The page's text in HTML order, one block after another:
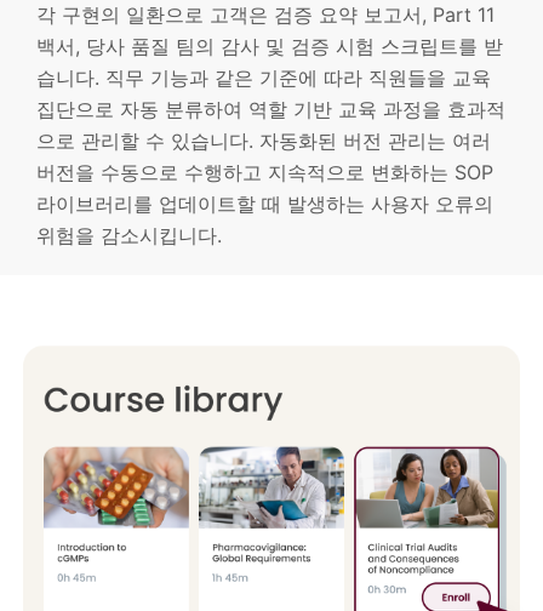
각 구현의 일환으로 고객은 검증 요약 보고서, Part 11
백서, 당사 품질 팀의 감사 및 검증 시험 스크립트를 받
습니다. 직무 기능과 같은 기준에 따라 직원들을 교육
집단으로 자동 분류하여 역할 기반 교육 과정을 효과적
으로 관리할 수 있습니다. 자동화된 버전 관리는 여러
버전을 수동으로 수행하고 지속적으로 변화하는 SOP
라이브러리를 업데이트할 때 발생하는 사용자 오류의
위험을 감소시킵니다.